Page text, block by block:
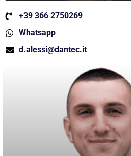
+39 366 2750269
Whatsapp
d.alessi@dantec.it